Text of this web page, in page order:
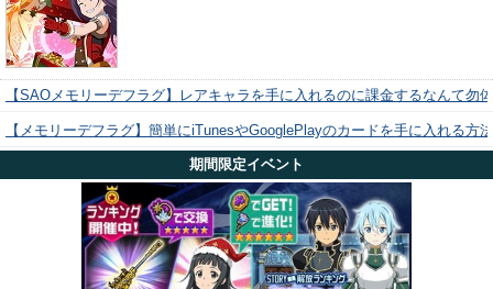
【SAOメモリーデフラグ】レアキャラを手に入れるのに課金するなんて勿
【メモリーデフラグ】簡単にiTunesやGooglePlayのカードを手に入れる方
期間限定イベント